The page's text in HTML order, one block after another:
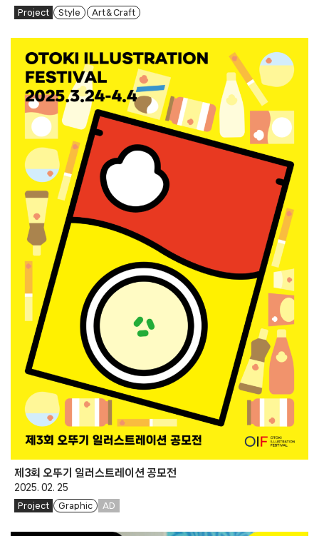
Project Style Art & Craft
제3회 오뚜기 일러스트레이션 공모전
2025. 02. 25
Project Graphic AD